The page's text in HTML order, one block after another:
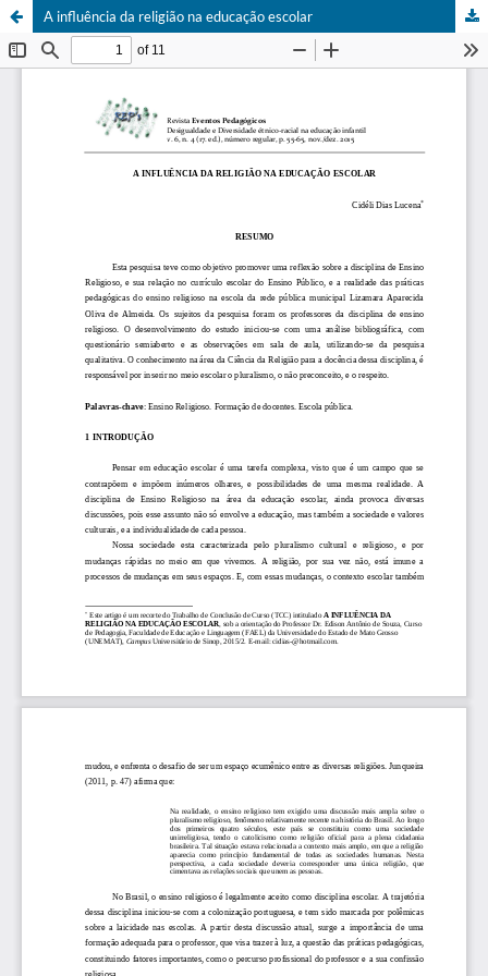
A influência da religião na educação escolar